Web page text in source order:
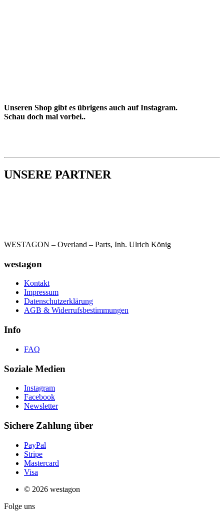
Unseren Shop gibt es übrigens auch auf Instagram.
Schau doch mal vorbei..
UNSERE PARTNER
WESTAGON – Overland – Parts, Inh. Ulrich König
westagon
Kontakt
Impressum
Datenschutzerklärung
AGB & Widerrufsbestimmungen
Info
FAQ
Soziale Medien
Instagram
Facebook
Newsletter
Sichere Zahlung über
PayPal
Stripe
Mastercard
Visa
© 2026 westagon
Folge uns